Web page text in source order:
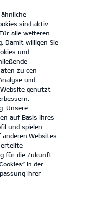
KONTAKT
sind aktiv
alle weiteren
Damit willigen Sie
und
zu den
und
genutzt
Unsere
auf Basis Ihres
und spielen
Websites
erteilte
für die Zukunft
in der
Ihrer